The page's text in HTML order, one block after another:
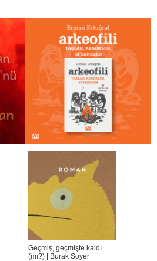
Geçmiş, geçmişte kaldı
(mı?) | Burak Soyer